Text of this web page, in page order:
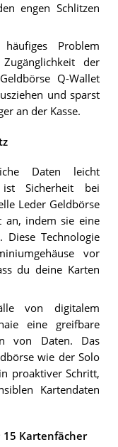
engen Schlitzen
Problem
der
Q-Wallet
und sparst
an der Kasse.
Daten leicht
Sicherheit bei
Leder Geldbörse
an, indem sie eine
Diese Technologie
vor
du deine Karten
von digitalem
eine greifbare
von Daten. Das
wie der Solo
proaktiver Schritt,
Kartendaten
Kartenfächer